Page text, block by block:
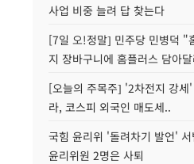
사업 비중 늘려 답 찾는다
[7일 오!정말] 민주당 민병덕 "
지 장바구니에 홈플러스 담아
[오늘의 주목주] '2차전지 강
라, 코스피 외국인 매도세..
국힘 윤리위 '돌려차기 발언' 서
윤리위원 2명은 사퇴